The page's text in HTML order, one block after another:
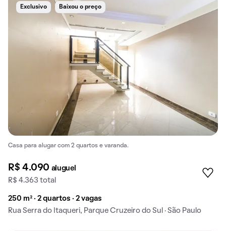
Exclusivo Baixou o preço
Casa para alugar com 2 quartos e varanda.
R$ 4.090 aluguel
R$ 4.363 total
250 m² · 2 quartos · 2 vagas
Rua Serra do Itaqueri, Parque Cruzeiro do Sul · São Paulo